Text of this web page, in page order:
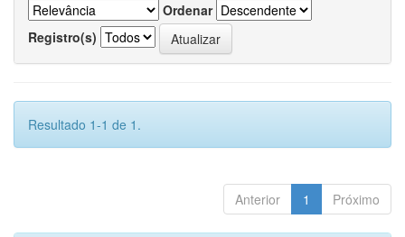
Ordenar
Registro(s)
Resultado 1-1 de 1.
Anterior 1 Próximo